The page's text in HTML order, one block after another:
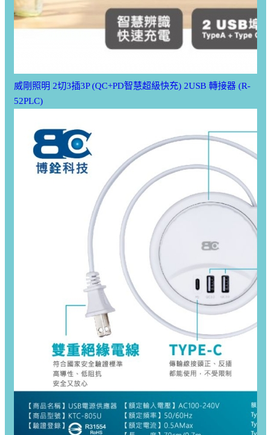
威剛照明 2切3插3P (QC+PD智慧超級快充) 2USB 轉接器 (R-
52PLC)